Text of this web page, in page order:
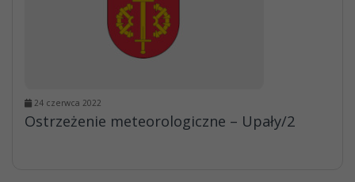
24 czerwca 2022
Ostrzeżenie meteorologiczne – Upały/2